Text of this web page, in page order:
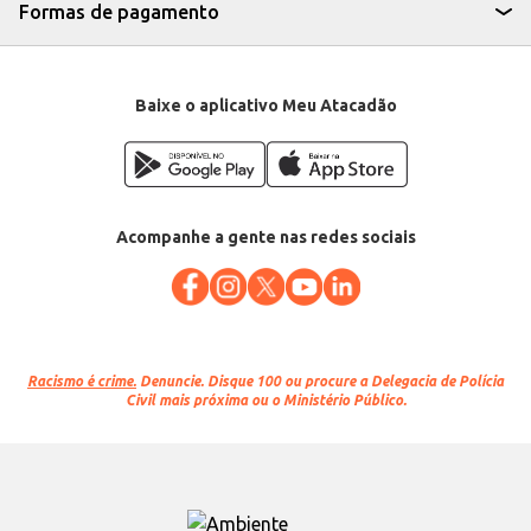
desinfecção e o agradável aroma da citronela.
Formas de pagamento
Baixe o aplicativo Meu Atacadão
Acompanhe a gente nas redes sociais
Racismo é crime. Denuncie. Disque 100 ou procure a Delegacia de Polícia
Civil mais próxima ou o Ministério Público.